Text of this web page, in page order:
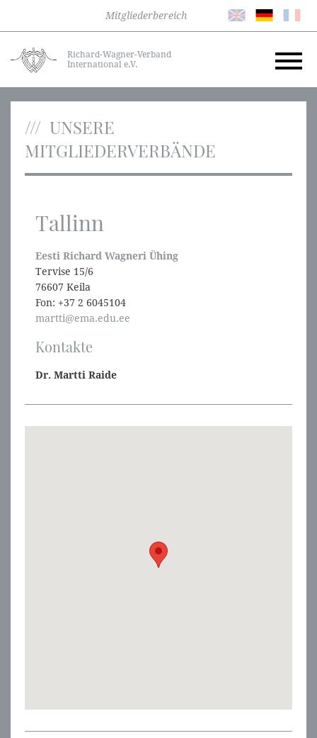
Mitgliederbereich
Richard-Wagner-Verband
International e.V.
UNSERE
MITGLIEDERVERBÄNDE
Tallinn
Eesti Richard Wagneri Ühing
Tervise 15/6
76607 Keila
Fon: +37 2 6045104
martti@ema.edu.ee
Kontakte
Dr. Martti Raide